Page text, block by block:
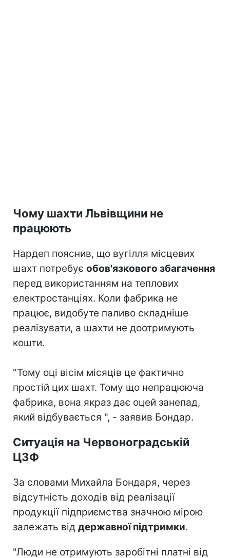
Чому шахти Львівщини не
працюють
Нардеп пояснив, що вугілля місцевих
шахт потребує обов'язкового збагачення
перед використанням на теплових
електростанціях. Коли фабрика не
працює, видобуте паливо складніше
реалізувати, а шахти не доотримують
кошти.
"Тому оці вісім місяців це фактично
простій цих шахт. Тому що непрацююча
фабрика, вона якраз дає оцей занепад,
який відбувається ", - заявив Бондар.
Ситуація на Червоноградській
ЦЗФ
За словами Михайла Бондаря, через
відсутність доходів від реалізації
продукції підприємства значною мірою
залежать від державної підтримки.
"Люди не отримують заробітні платні від